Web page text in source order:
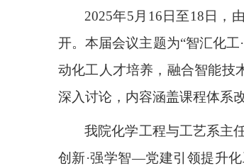
2025年5月16日至18日，
开。本届会议主题为“智汇化
动化工人才培养，融合智能技
深入讨论，内容涵盖课程体系
我院化学工程与工艺系主
创新·强学智—党建引领提升